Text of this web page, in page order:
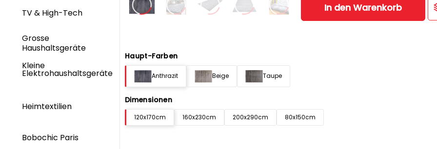
TV & High-Tech
Grosse
Haushaltsgeräte
Kleine
Elektrohaushaltsgeräte
Heimtextilien
Bobochic Paris
In den Warenkorb
Haupt-Farben
Anthrazit Beige Taupe
Dimensionen
120x170cm 160x230cm 200x290cm 80x150cm